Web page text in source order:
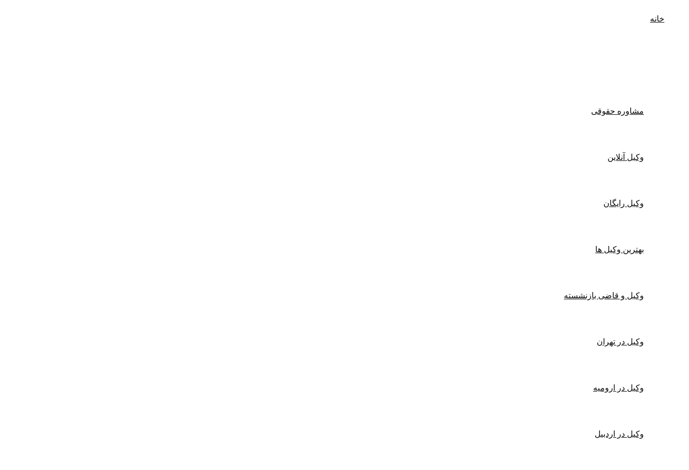
خانه
مشاوره حقوقی
وکیل آنلاین
وکیل رایگان
بهترین وکیل ها
وکیل و قاضی بازنشسته
وکیل در تهران
وکیل در ارومیه
وکیل در اردبیل